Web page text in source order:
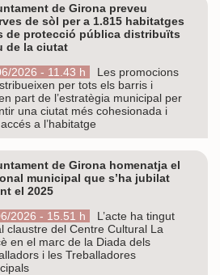
de Girona preveu
de sòl per a 1.815 habitatges
de protecció pública distribuïts
de la ciutat
2026 - 11.43 h
Les promocions
per tots els barris i
part de l’estratègia municipal per
una ciutat més cohesionada i
a l’habitatge
de Girona homenatja el
municipal que s’ha jubilat
el 2025
2026 - 15.51 h
L’acte ha tingut
claustre del Centre Cultural La
en el marc de la Diada dels
i les Treballadores